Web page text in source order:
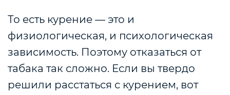
То есть курение — это и
физиологическая, и психологическая
зависимость. Поэтому отказаться от
табака так сложно. Если вы твердо
решили расстаться с курением, вот